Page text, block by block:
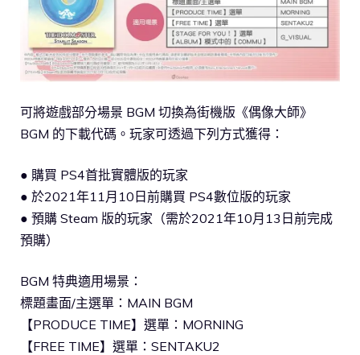
可將遊戲部分場景 BGM 切換為街機版《偶像大師》
BGM 的下載代碼。玩家可透過下列方式獲得：
● 購買 PS4首批實體版的玩家
● 於2021年11月10日前購買 PS4數位版的玩家
● 預購 Steam 版的玩家（需於2021年10月13日前完成
預購）
BGM 特典適用場景：
標題畫面/主選單：MAIN BGM
【PRODUCE TIME】選單：MORNING
【FREE TIME】選單：SENTAKU2